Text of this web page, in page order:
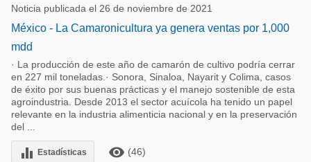
Noticia publicada el 26 de noviembre de 2021
México - La Camaronicultura ya genera ventas por 1,000
mdd
· La producción de este año de camarón de cultivo podría cerrar
en 227 mil toneladas.· Sonora, Sinaloa, Nayarit y Colima, casos
de éxito por sus buenas prácticas y el manejo sostenible de esta
agroindustria. Desde 2013 el sector acuícola ha tenido un papel
relevante en la industria alimenticia nacional y en la preservación
del ...
equalizer Estadísticas remove_red_eye (46)